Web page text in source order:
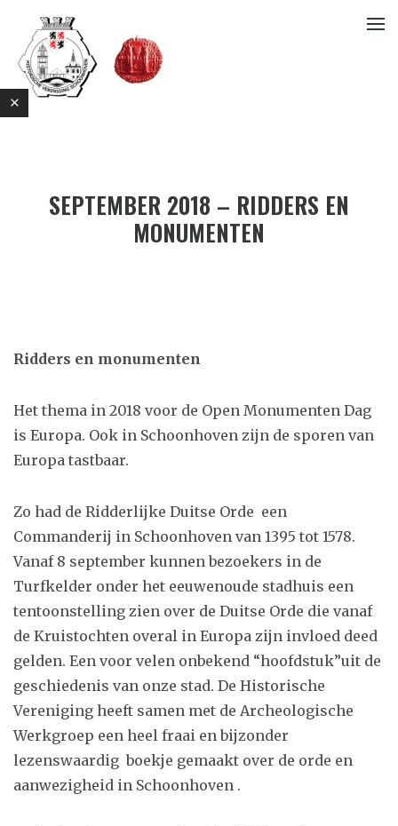
SEPTEMBER 2018 – RIDDERS EN
MONUMENTEN
Ridders en monumenten
Het thema in 2018 voor de Open Monumenten Dag
is Europa. Ook in Schoonhoven zijn de sporen van
Europa tastbaar.
Zo had de Ridderlijke Duitse Orde een
Commanderij in Schoonhoven van 1395 tot 1578.
Vanaf 8 september kunnen bezoekers in de
Turfkelder onder het eeuwenoude stadhuis een
tentoonstelling zien over de Duitse Orde die vanaf
de Kruistochten overal in Europa zijn invloed deed
gelden. Een voor velen onbekend “hoofdstuk”uit de
geschiedenis van onze stad. De Historische
Vereniging heeft samen met de Archeologische
Werkgroep een heel fraai en bijzonder
lezenswaardig boekje gemaakt over de orde en
aanwezigheid in Schoonhoven .